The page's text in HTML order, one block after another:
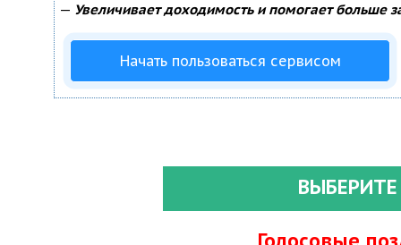
— Увеличивает доходимость и помогает больше
Начать пользоваться сервисом